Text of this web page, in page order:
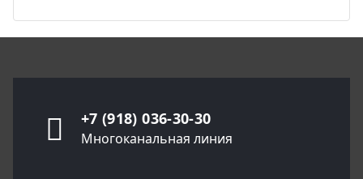
+7 (918) 036-30-30
Многоканальная линия